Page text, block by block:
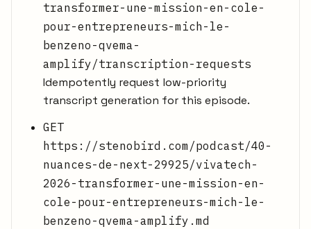
transformer-une-mission-en-cole-
pour-entrepreneurs-mich-le-
benzeno-qvema-
amplify/transcription-requests
Idempotently request low-priority
transcript generation for this episode.
GET
https://stenobird.com/podcast/40-
nuances-de-next-29925/vivatech-
2026-transformer-une-mission-en-
cole-pour-entrepreneurs-mich-le-
benzeno-qvema-amplify.md